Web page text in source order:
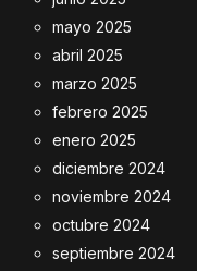
mayo 2025
abril 2025
marzo 2025
febrero 2025
enero 2025
diciembre 2024
noviembre 2024
octubre 2024
septiembre 2024